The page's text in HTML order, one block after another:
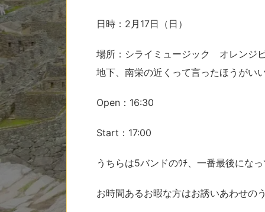
日時：2月17日（日）
場所：シライミュージック オレンジ
地下、南栄の近くって言ったほうがい
Open：16:30
Start：17:00
うちらは5バンドのｳﾁ、一番最後になっ
お時間あるお暇な方はお誘いあわせの